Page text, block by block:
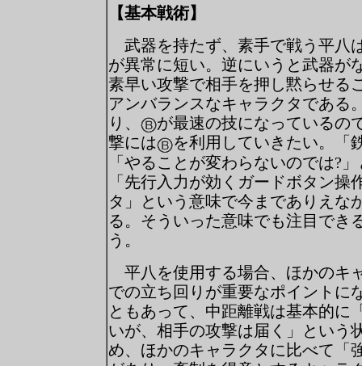
【基本戦術】
武器を持たず、素手で戦う平八
が異常に短い。逆にいうと武器が
素早い攻撃で相手を押し黙らせる
アンバランスなキャラクタである
り、
が最速の技になっているの
撃には
を利用していきたい。「
「やることが変わらないのでは?
「先行入力が効くガードボタン操
タ」という意味で今までありえな
る。そういった意味でも注目でき
う。
平八を使用する場合、ほかのキ
での立ち回りが重要なポイントに
ともあって、中距離戦は基本的に
いが、相手の攻撃は届く」という
め、ほかのキャラクタに比べて「